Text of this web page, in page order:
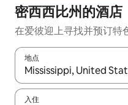
密西西比州的酒店
在爱彼迎上寻找并预订特
地点
如有搜索结果，请使用上
入住